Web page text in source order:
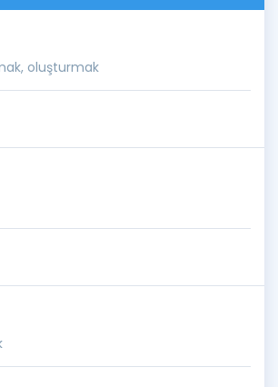
oluşturmak